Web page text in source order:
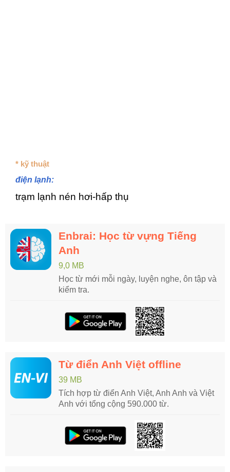
* kỹ thuật
điện lạnh:
trạm lạnh nén hơi-hấp thụ
Enbrai: Học từ vựng Tiếng
Anh
9,0 MB
Học từ mới mỗi ngày, luyện nghe, ôn tập và
kiểm tra.
Từ điển Anh Việt offline
39 MB
Tích hợp từ điển Anh Việt, Anh Anh và Việt
Anh với tổng cộng 590.000 từ.